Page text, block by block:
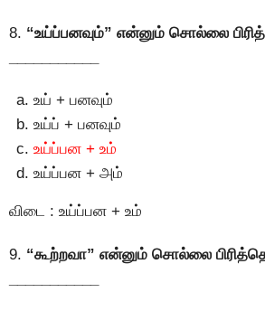
8. “உய்ப்பனவும்” என்னும் சொல்லை
உய் + பனவும்
உய்ப் + பனவும்
உய்ப்பன + உம்
உய்ப்பன + அம்
விடை : உய்ப்பன + உம்
9. “கூற்றவா” என்னும் சொல்லை